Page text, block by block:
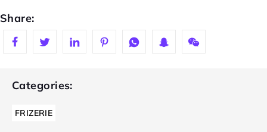
Share:
Categories:
FRIZERIE